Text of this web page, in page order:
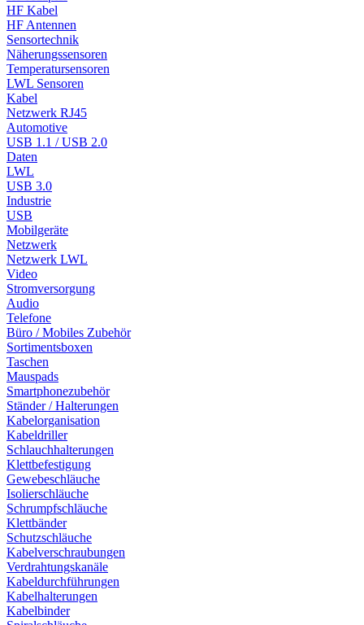
HF Kabel
HF Antennen
Sensortechnik
Näherungssensoren
Temperatursensoren
LWL Sensoren
Kabel
Netzwerk RJ45
Automotive
USB 1.1 / USB 2.0
Daten
LWL
USB 3.0
Industrie
USB
Mobilgeräte
Netzwerk
Netzwerk LWL
Video
Stromversorgung
Audio
Telefone
Büro / Mobiles Zubehör
Sortimentsboxen
Taschen
Mauspads
Smartphonezubehör
Ständer / Halterungen
Kabelorganisation
Kabeldriller
Schlauchhalterungen
Klettbefestigung
Gewebeschläuche
Isolierschläuche
Schrumpfschläuche
Klettbänder
Schutzschläuche
Kabelverschraubungen
Verdrahtungskanäle
Kabeldurchführungen
Kabelhalterungen
Kabelbinder